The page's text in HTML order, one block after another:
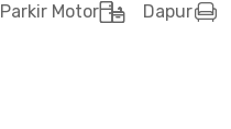
Parkir Motor Dapur